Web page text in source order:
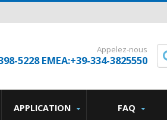
Appelez-nous
5228 EMEA:+39-334-3825550
APPLICATION FAQ